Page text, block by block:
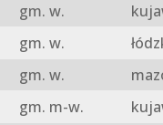
gm. w.
gm. w.
gm. w.
gm. m-w.